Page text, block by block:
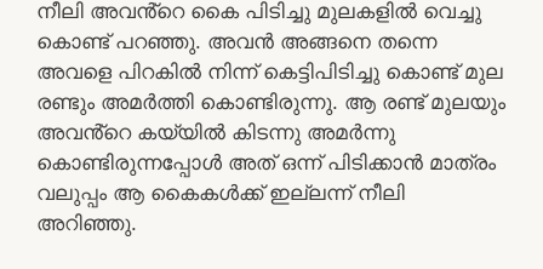
നീലി അവൻ്റെ കൈ പിടിച്ചു മുലകളിൽ വെച്ചു
കൊണ്ട് പറഞ്ഞു. അവൻ അങ്ങനെ തന്നെ
അവളെ പിറകിൽ നിന്ന് കെട്ടിപിടിച്ചു കൊണ്ട് മുല
രണ്ടും അമർത്തി കൊണ്ടിരുന്നു. ആ രണ്ട് മുലയും
അവൻ്റെ കയ്യിൽ കിടന്നു അമർന്നു
കൊണ്ടിരുന്നപ്പോൾ അത് ഒന്ന് പിടിക്കാൻ മാത്രം
വലുപ്പം ആ കൈകൾക്ക് ഇല്ലന്ന് നീലി
അറിഞ്ഞു.